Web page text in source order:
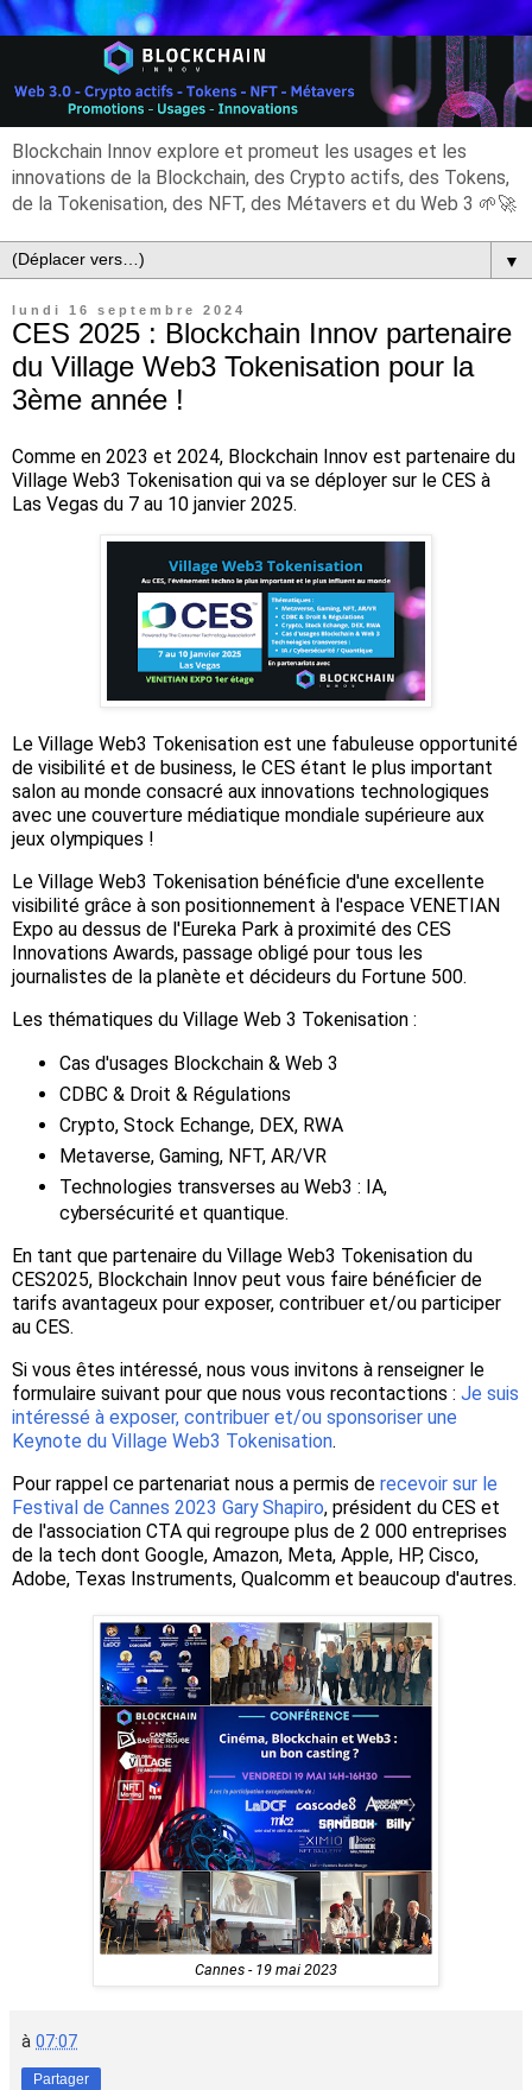
Blockchain Innov explore et promeut les usages et les
innovations de la Blockchain, des Crypto actifs, des Tokens,
de la Tokenisation, des NFT, des Métavers et du Web 3 🌱🚀
▼
lundi 16 septembre 2024
CES 2025 : Blockchain Innov partenaire
du Village Web3 Tokenisation pour la
3ème année !
Comme en 2023 et 2024, Blockchain Innov est partenaire du
Village Web3 Tokenisation qui va se déployer sur le CES à
Las Vegas du 7 au 10 janvier 2025.
Le Village Web3 Tokenisation est une fabuleuse opportunité
de visibilité et de business, le CES étant le plus important
salon au monde consacré aux innovations technologiques
avec une couverture médiatique mondiale supérieure aux
jeux olympiques !
Le Village Web3 Tokenisation bénéficie d'une excellente
visibilité grâce à son positionnement à l'espace VENETIAN
Expo au dessus de l'Eureka Park à proximité des CES
Innovations Awards, passage obligé pour tous les
journalistes de la planète et décideurs du Fortune 500.
Les thématiques du Village Web 3 Tokenisation :
Cas d'usages Blockchain & Web 3
CDBC & Droit & Régulations
Crypto, Stock Echange, DEX, RWA
Metaverse, Gaming, NFT, AR/VR
Technologies transverses au Web3 : IA,
cybersécurité et quantique.
En tant que partenaire du Village Web3 Tokenisation du
CES2025, Blockchain Innov peut vous faire bénéficier de
tarifs avantageux pour exposer, contribuer et/ou participer
au CES.
Si vous êtes intéressé, nous vous invitons à renseigner le
formulaire suivant pour que nous vous recontactions : Je suis
intéressé à exposer, contribuer et/ou sponsoriser une
Keynote du Village Web3 Tokenisation.
Pour rappel ce partenariat nous a permis de recevoir sur le
Festival de Cannes 2023 Gary Shapiro, président du CES et
de l'association CTA qui regroupe plus de 2 000 entreprises
de la tech dont Google, Amazon, Meta, Apple, HP, Cisco,
Adobe, Texas Instruments, Qualcomm et beaucoup d'autres.
Cannes - 19 mai 2023
à 07:07
Partager